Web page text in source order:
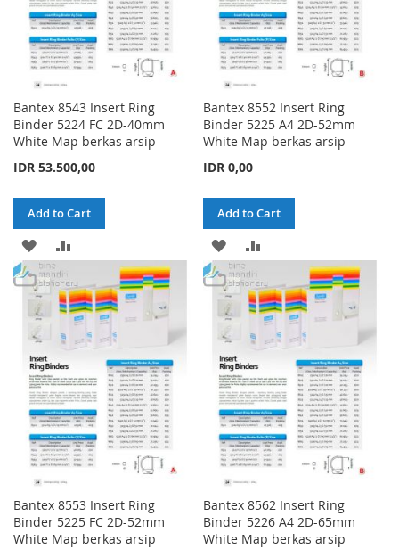
Bantex 8543 Insert Ring
Binder 5224 FC 2D-40mm
White Map berkas arsip
IDR 53.500,00
Add to Cart
ADD
TO
WISH
LIST
COMPARE
Bantex 8552 Insert Ring
Binder 5225 A4 2D-52mm
White Map berkas arsip
IDR 0,00
Add to Cart
ADD
TO
WISH
LIST
COMPARE
Bantex 8553 Insert Ring
Binder 5225 FC 2D-52mm
White Map berkas arsip
Bantex 8562 Insert Ring
Binder 5226 A4 2D-65mm
White Map berkas arsip